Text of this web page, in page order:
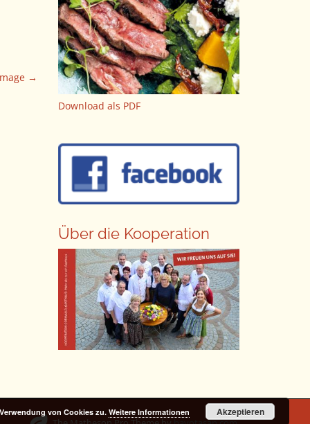
→
Download als PDF
Über die Kooperation
von Cookies zu. Weitere Informationen Akzeptieren